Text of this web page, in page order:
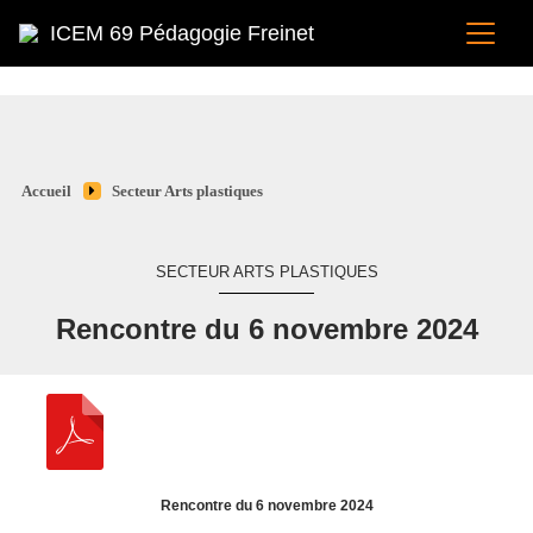
ICEM 69 Pédagogie Freinet
Accueil Secteur Arts plastiques
SECTEUR ARTS PLASTIQUES
Rencontre du 6 novembre 2024
Rencontre du 6 novembre 2024